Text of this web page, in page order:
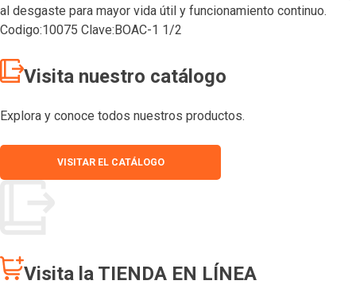
al desgaste para mayor vida útil y funcionamiento continuo.
Codigo:10075 Clave:BOAC-1 1/2
Visita nuestro catálogo
Explora y conoce todos nuestros productos.
VISITAR EL CATÁLOGO
Visita la TIENDA EN LÍNEA